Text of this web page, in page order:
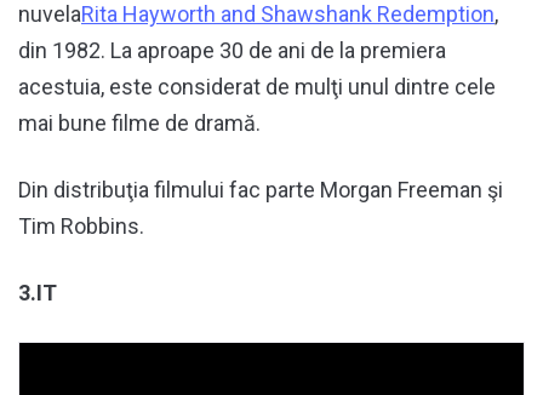
nuvelaRita Hayworth and Shawshank Redemption,
din 1982. La aproape 30 de ani de la premiera
acestuia, este considerat de mulţi unul dintre cele
mai bune filme de dramă.
Din distribuţia filmului fac parte Morgan Freeman şi
Tim Robbins.
3.IT